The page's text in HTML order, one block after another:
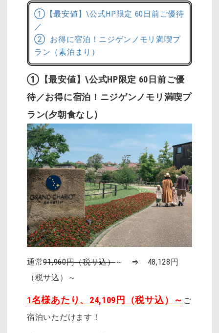
①【最安値】\公式HP限定 60日前ご優待
／
② お得に宿泊！ニジゲンノモリ満喫プ
ラン（素泊まり）
①【最安値】\公式HP限定 60日前ご優
待／お得に宿泊！ニジゲンノモリ満喫プ
ラン(夕朝食なし)
通常91,960円（税サ込）～ ⇒ 48,128円
（税サ込）～
1名様あたり、24,109円（税サ込）～ ご
宿泊いただけます！